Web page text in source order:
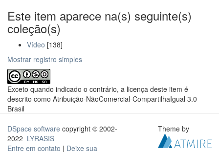
Este item aparece na(s) seguinte(s)
coleção(s)
Vídeo [138]
Mostrar registro simples
Exceto quando indicado o contrário, a licença deste item é
descrito como Atribuição-NãoComercial-CompartilhaIgual 3.0
Brasil
DSpace software copyright © 2002-
2022 LYRASIS
Entre em contato | Deixe sua
Theme by